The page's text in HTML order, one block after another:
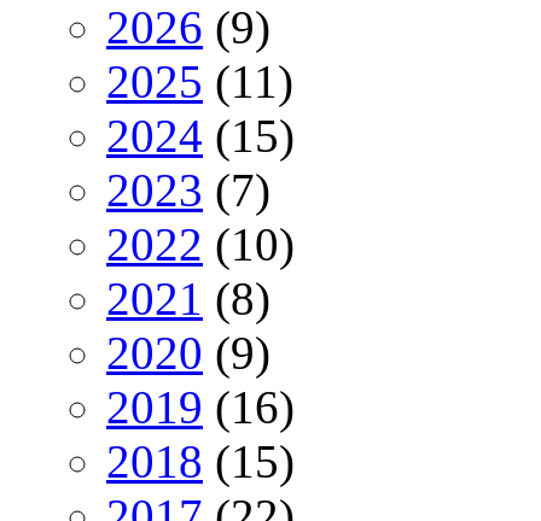
2026 (9)
2025 (11)
2024 (15)
2023 (7)
2022 (10)
2021 (8)
2020 (9)
2019 (16)
2018 (15)